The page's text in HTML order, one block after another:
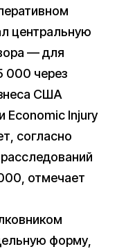
центральную
— для
000 через
США
Economic Injury
согласно
отмечает
форму,